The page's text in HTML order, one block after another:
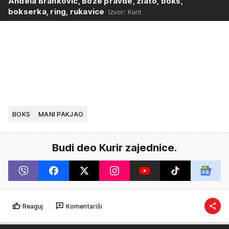
bokserka, ring, rukavice Izvor: Kurir
BOKS MANI PAKJAO
Budi deo Kurir zajednice.
Reaguj Komentariši